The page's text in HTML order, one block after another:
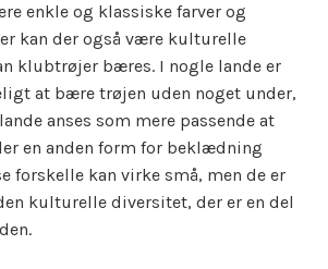
enkle og klassiske farver og
kan der også være kulturelle
klubtrøjer bæres. I nogle lande er
at bære trøjen uden noget under,
anses som mere passende at
en anden form for beklædning
forskelle kan virke små, men de er
kulturelle diversitet, der er en del